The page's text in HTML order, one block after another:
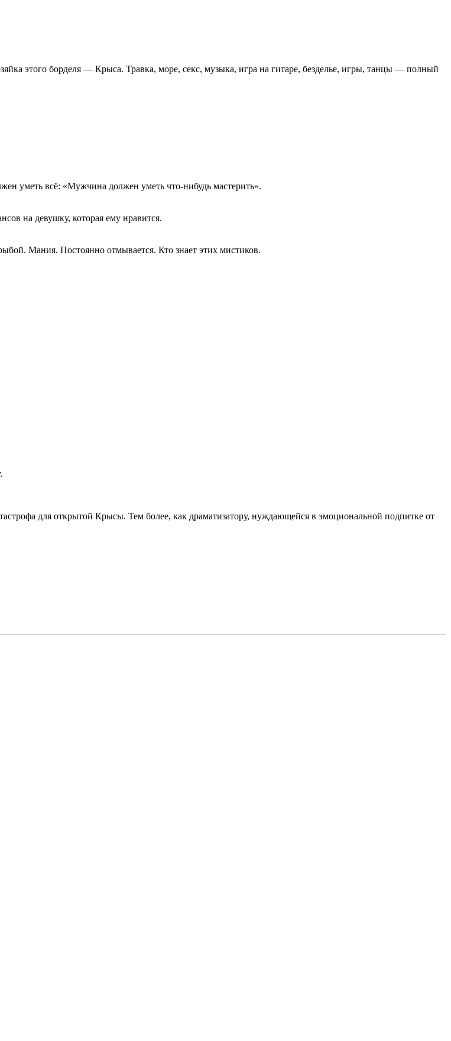
этого борделя — Крыса. Травка, море, секс, музыка, игра на гитаре, безделье, игры, танцы — полный
уметь всё: «Мужчина должен уметь что-нибудь мастерить».
на девушку, которая ему нравится.
Мания. Постоянно отмывается. Кто знает этих мистиков.
для открытой Крысы. Тем более, как драматизатору, нуждающейся в эмоциональной подпитке от